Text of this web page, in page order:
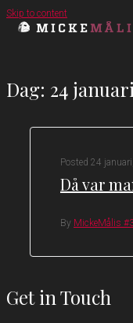
Skip to content
Dag: 24
Posted 24
Då var
By MickeMålis
Get in Touch